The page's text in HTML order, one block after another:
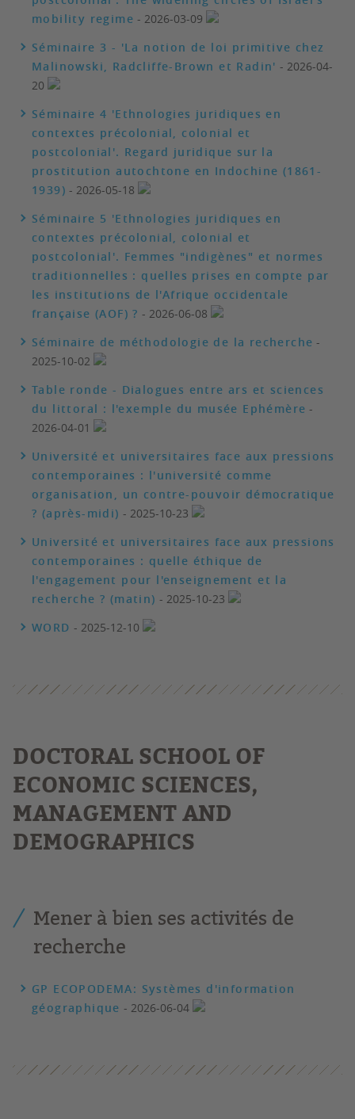
mobility regime - 2026-03-09
Séminaire 3 - 'La notion de loi primitive chez
Malinowski, Radcliffe-Brown et Radin' - 2026-04-
20
Séminaire 4 'Ethnologies juridiques en
contextes précolonial, colonial et
postcolonial'. Regard juridique sur la
prostitution autochtone en Indochine (1861-
1939) - 2026-05-18
Séminaire 5 'Ethnologies juridiques en
contextes précolonial, colonial et
postcolonial'. Femmes "indigènes" et normes
traditionnelles : quelles prises en compte par
les institutions de l'Afrique occidentale
française (AOF) ? - 2026-06-08
Séminaire de méthodologie de la recherche -
2025-10-02
Table ronde - Dialogues entre ars et sciences
du littoral : l'exemple du musée Ephémère -
2026-04-01
Université et universitaires face aux pressions
contemporaines : l'université comme
organisation, un contre-pouvoir démocratique
? (après-midi) - 2025-10-23
Université et universitaires face aux pressions
contemporaines : quelle éthique de
l'engagement pour l'enseignement et la
recherche ? (matin) - 2025-10-23
WORD - 2025-12-10
DOCTORAL SCHOOL OF
ECONOMIC SCIENCES,
MANAGEMENT AND
DEMOGRAPHICS
Mener à bien ses activités de
recherche
GP ECOPODEMA: Systèmes d'information
géographique - 2026-06-04